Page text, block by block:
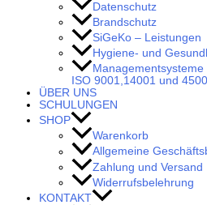
Datenschutz
Brandschutz
SiGeKo – Leistungen
Hygiene- und
Managementsysteme
ISO 9001,14001 und
ÜBER UNS
SCHULUNGEN
SHOP
Warenkorb
Allgemeine
Zahlung und Versand
Widerrufsbelehrung
KONTAKT